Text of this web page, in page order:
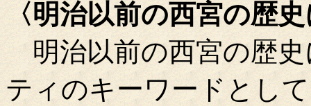
〈明治以前の西宮の歴
明治以前の西宮の歴史
ティのキーワードとし